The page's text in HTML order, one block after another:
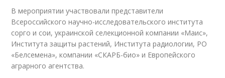
В мероприятии участвовали представители
Всероссийского научно-исследовательского института
сорго и сои, украинской селекционной компании «Маис»,
Института защиты растений, Института радиологии, РО
«Белсемена», компании «СКАРБ-био» и Европейского
аграрного агентства.